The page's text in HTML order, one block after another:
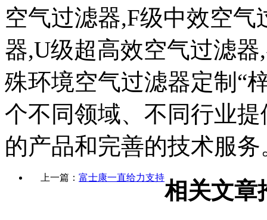
空气过滤器,F级中效空
器,U级超高效空气过滤
殊环境空气过滤器定制“
个不同领域、不同行业
的产品和完善的技术服务
上一篇： 富士康一直给力支持
相关文章